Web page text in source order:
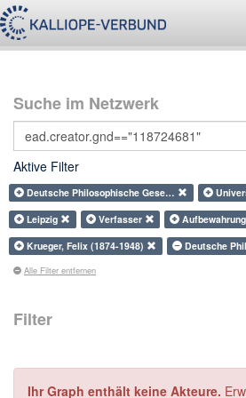
Suche im Netzwerk
Aktive Filter
Deutsche Philosophische Gese…
Leipzig
Verfasser
Krueger, Felix (1874-1948)
Deutsche
Alle Filter entfernen
Filter
Ihr Graph enthält keine Akteure.